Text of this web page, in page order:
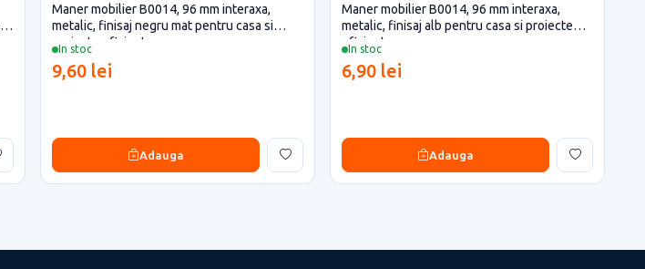
In stoc
Maner mobilier B0014, 96 mm interaxa,
metalic, finisaj negru mat pentru casa si
proiecte eficiente
9,60 lei
Adauga
In stoc
Maner mobilier B0014, 96 mm interaxa,
metalic, finisaj alb pentru casa si proiecte
eficiente
6,90 lei
Adauga